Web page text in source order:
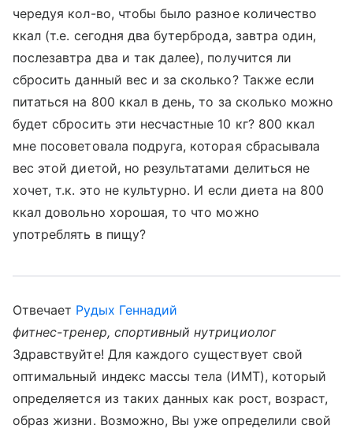
чередуя кол-во, чтобы было разное количество
ккал (т.е. сегодня два бутерброда, завтра один,
послезавтра два и так далее), получится ли
сбросить данный вес и за сколько? Также если
питаться на 800 ккал в день, то за сколько можно
будет сбросить эти несчастные 10 кг? 800 ккал
мне посоветовала подруга, которая сбрасывала
вес этой диетой, но результатами делиться не
хочет, т.к. это не культурно. И если диета на 800
ккал довольно хорошая, то что можно
употреблять в пищу?
Отвечает Рудых Геннадий
фитнес-тренер, спортивный нутрициолог
Здравствуйте! Для каждого существует свой
оптимальный индекс массы тела (ИМТ), который
определяется из таких данных как рост, возраст,
образ жизни. Возможно, Вы уже определили свой